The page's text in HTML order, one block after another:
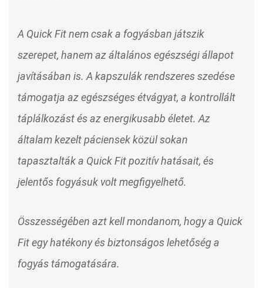
A Quick Fit nem csak a fogyásban játszik
szerepet, hanem az általános egészségi állapot
javításában is. A kapszulák rendszeres szedése
támogatja az egészséges étvágyat, a kontrollált
táplálkozást és az energikusabb életet. Az
általam kezelt páciensek közül sokan
tapasztalták a Quick Fit pozitív hatásait, és
jelentős fogyásuk volt megfigyelhető.
Összességében azt kell mondanom, hogy a Quick
Fit egy hatékony és biztonságos lehetőség a
fogyás támogatására.